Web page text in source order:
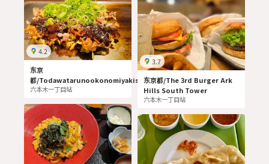
4.2
东京
都/Todawatarunookonomiyakisantekan
六本木一丁目站
3.7
东京都/The 3rd Burger Ark
Hills South Tower
六本木一丁目站